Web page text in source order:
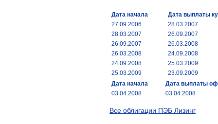
Дата начала
Дата выплаты
27.09.2006
28.03.2007
28.03.2007
26.09.2007
26.09.2007
26.03.2008
26.03.2008
24.09.2008
24.09.2008
25.03.2009
25.03.2009
23.09.2009
Дата начала
Дата выплаты
03.04.2008
03.04.2008
Все облигации ПЭБ Лизинг